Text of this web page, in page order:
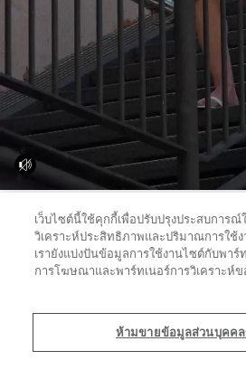
จั๊มสูท|เดรส
เว็บไซต์นี้ใช้คุกกี้เพื่อปรับปรุงประสบการณ์
วิเคราะห์ประสิทธิภาพและปริมาณการใช้ง
เรายังแบ่งปันข้อมูลการใช้งานไซต์กับพาร์
การโฆษณาและพาร์ทเนอร์การวิเคราะห์ข
ห้ามขายข้อมูลส่วนบุคค